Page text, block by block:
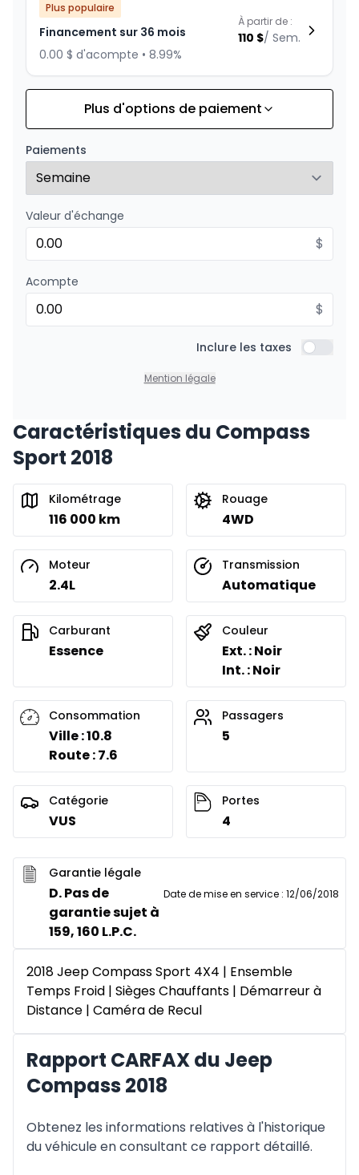
Plus populaire
Financement sur 36 mois
0.00 $ d'acompte • 8.99%
À partir de :
110 $/ Sem.
Financement sur 24 mois
0.00 $ d'acompte • 8.99%
À partir de :
Plus d'options de paiement
Paiements
Valeur d'échange
$
Acompte
$
Inclure les taxes Inclure
Mention légale
Caractéristiques du Compass
Sport 2018
Kilométrage
116 000 km
Rouage
4WD
Moteur
2.4L
Transmission
Automatique
Carburant
Essence
Couleur
Ext. : Noir
Int. : Noir
Consommation
Ville : 10.8
Route : 7.6
Passagers
5
Catégorie
VUS
Portes
4
Garantie légale
D. Pas de
garantie sujet à
159, 160 L.P.C.
Date de mise en service : 12/06/2018
2018 Jeep Compass Sport 4X4 | Ensemble
Temps Froid | Sièges Chauffants | Démarreur à
Distance | Caméra de Recul
Rapport CARFAX du Jeep
Compass 2018
Obtenez les informations relatives à l'historique
du véhicule en consultant ce rapport détaillé.